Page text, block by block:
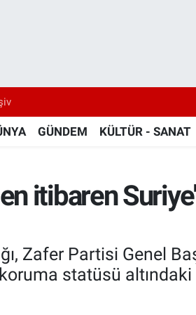
GÜNDEM KÜLTÜR - SANAT
itibaren
Zafer Partisi Genel
statüsü altındaki